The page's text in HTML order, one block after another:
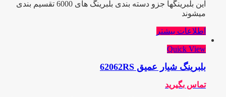
این بلبرینگها جزو دسته بندی بلبرینگ های 6000 تقسیم بندی
میشوند
اطلاعات بیشتر
Quick View
بلبرینگ شیار عمیق 62062RS
تماس بگیرید